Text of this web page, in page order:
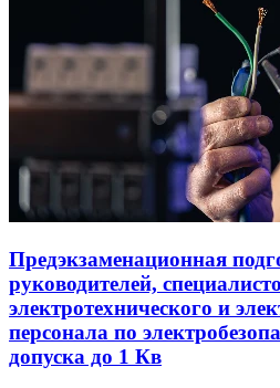
Предэкзаменационная
руководителей,
электротехнического и
персонала по
допуска до 1 Кв